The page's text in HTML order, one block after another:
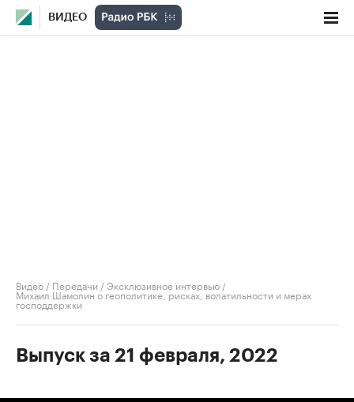
ВИДЕО
Видео / Передачи /Эксклюзивное интервью /
Михаил Шамолин о геополитике, рисках, волатильности и мерах
господдержки
Выпуск за 21 февраля, 2022